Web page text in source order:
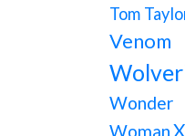
Tom
Venom
Wonder
Woman